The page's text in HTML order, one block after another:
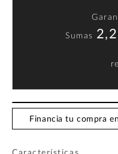
Sumas
Financia tu compra